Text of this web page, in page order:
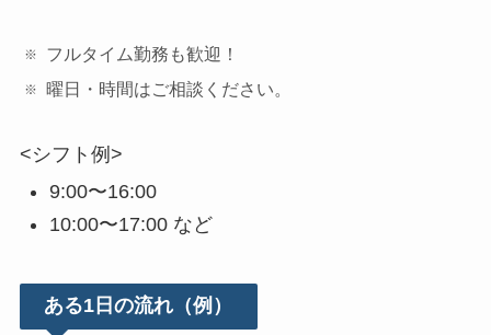
フルタイム勤務も歓迎！
曜日・時間はご相談ください。
<シフト例>
9:00〜16:00
10:00〜17:00 など
ある1日の流れ（例）